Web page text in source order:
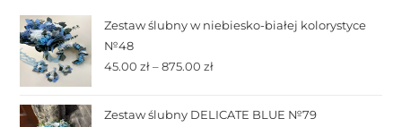
Zestaw ślubny w niebiesko-białej kolorystyce
№48
45.00zł – 875.00zł
Zestaw ślubny DELICATE BLUE №79